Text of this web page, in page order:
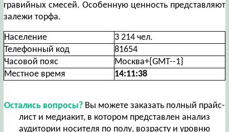
гравийных смесей. Особенную ценность представляют
залежи торфа.
Население
3 214 чел.
Телефонный код
81654
Часовой пояс
Москва+{GMT--1}
Местное время
14:11:38
Остались вопросы?Вы можете заказать полный прайс-
лист и медиакит, в котором представлен анализ
аудитории носителя по полу, возрасту и уровню